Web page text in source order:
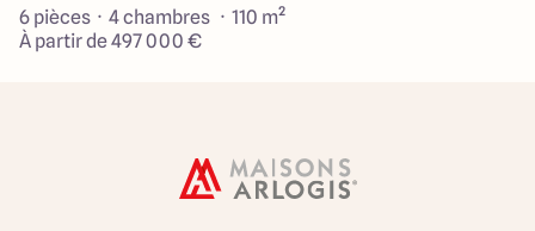
6 pièces · 4 chambres · 110 m²
À partir de 497 000 €